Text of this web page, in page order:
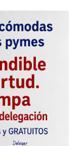
y web en
vez que